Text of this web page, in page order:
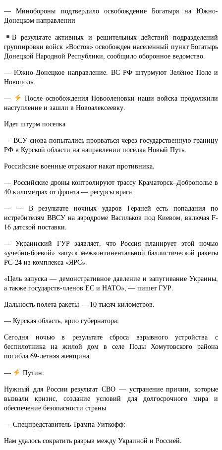
— Минобороны подтвердило освобождение Богатыря на Южно-
Донецком направлении
В результате активных и решительных действий подразделений
группировки войск «Восток» освобожден населенный пункт Богатырь
Донецкой Народной Республики, сообщило оборонное ведомство.
— Южно-Донецкое направление. ВС РФ штурмуют Зелёное Поле и
Новополь.
—
После освобождения Новооленовки наши войска продолжили
наступление и зашли в Новоалексеевку.
Идет штурм поселка
— ВСУ снова попытались прорваться через государственную границу
РФ в Курской области на направлении посёлка Новый Путь.
Российские военные отражают накат противника.
— Российские дроны контролируют трассу Краматорск–Доброполье в
40 километрах от фронта — ресурсы врага
— — В результате ночных ударов Гераней есть попадания по
истребителям ВВСУ на аэродроме Васильков под Киевом, включая F-
16 датской поставки.
— Украинский ГУР заявляет, что Россия планирует этой ночью
«учебно-боевой» запуск межконтинентальной баллистической ракеты
РС-24 из комплекса «ЯРС».
«Цель запуска — демонстративное давление и запугивание Украины,
а также государств-членов ЕС и НАТО», — пишет ГУР.
Дальность полета ракеты — 10 тысяч километров.
— Курская область, врио губернатора:
Сегодня ночью в результате сброса взрывного устройства с
беспилотника на жилой дом в селе Поды Хомутовского района
погибла 69-летняя женщина.
—
Путин:
Нужный для России результат СВО — устранение причин, которые
вызвали кризис, создание условий для долгосрочного мира и
обеспечение безопасности страны
— Спецпредставитель Трампа Уиткофф:
Нам удалось сократить разрыв между Украиной и Россией.